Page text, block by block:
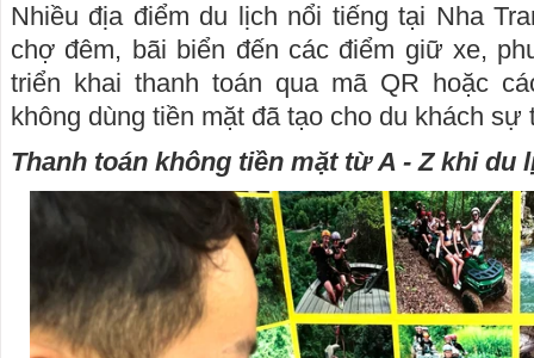
Nhiều địa điểm du lịch nổi tiếng tại Nha
chợ đêm, bãi biển đến các điểm giữ xe,
triển khai thanh toán qua mã QR hoặc
không dùng tiền mặt đã tạo cho du khách
Thanh toán không tiền mặt từ A - Z khi du